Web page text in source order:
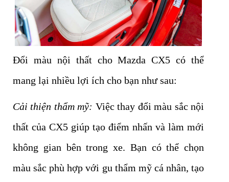
Đổi màu nội thất cho Mazda CX5 có thể
mang lại nhiều lợi ích cho bạn như sau:
Cải thiện thẩm mỹ: Việc thay đổi màu sắc nội
thất của CX5 giúp tạo điểm nhấn và làm mới
không gian bên trong xe. Bạn có thể chọn
màu sắc phù hợp với gu thẩm mỹ cá nhân, tạo